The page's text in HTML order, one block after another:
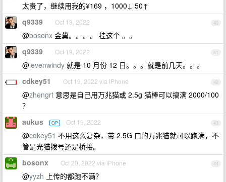
太贵了，继续用我的¥169 ，1000↓ 50↑
40
q9339 Oct 19, 2022
@bosonx 金巢。。。。 挂这个 。。
41
q9339 Oct 19, 2022
@levenwindy 就是 10 月份 12 日。。。就是前几天。。。
42
cdkey51 Oct 19, 2022 via iPhone
@zhengrt 意思是自己用万兆猫或 2.5g 猫棒可以搞满 2000/100
？
43
aukus OP Oct 19, 2022
@cdkey51 不用这么复杂，带 2.5G 口的万兆猫就可以跑满，不
管是光猫拨号还是桥接。
44
bosonx Oct 20, 2022 via iPhone
@yyzh 上传的都跑不满？